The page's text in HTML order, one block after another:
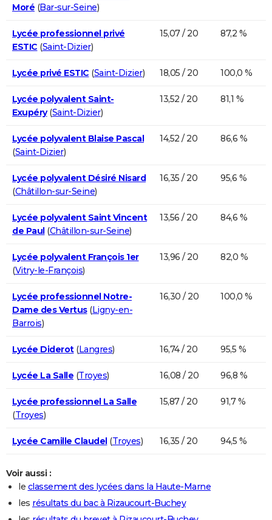
Moré (Bar-sur-Seine)
Lycée professionnel privé
ESTIC (Saint-Dizier)
15,07 / 20 87,2 %
Lycée privé ESTIC (Saint-Dizier) 18,05 / 20 100,0 %
Lycée polyvalent Saint-
Exupéry(Saint-Dizier)
13,52 / 20 81,1 %
Lycée polyvalent Blaise Pascal
(Saint-Dizier)
14,52 / 20 86,6 %
Lycée polyvalent Désiré Nisard
(Châtillon-sur-Seine)
16,35 / 20 95,6 %
Lycée polyvalent Saint Vincent
de Paul(Châtillon-sur-Seine)
13,56 / 20 84,6 %
Lycée polyvalent François 1er
(Vitry-le-François)
13,96 / 20 82,0 %
Lycée professionnel Notre-
Dame des Vertus(Ligny-en-
Barrois)
16,30 / 20 100,0 %
Lycée Diderot(Langres) 16,74 / 20 95,5 %
Lycée La Salle (Troyes) 16,08 / 20 96,8 %
Lycée professionnel La Salle
(Troyes)
15,87 / 20 91,7 %
Lycée Camille Claudel(Troyes) 16,35 / 20 94,5 %
Voir aussi :
le classement des lycées dans la Haute-Marne
les résultats du bac à Rizaucourt-Buchey